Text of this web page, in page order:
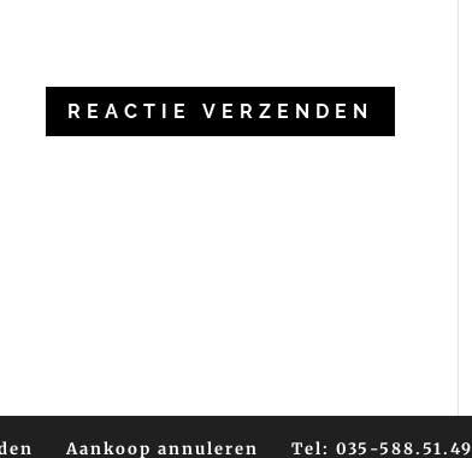
Aankoop annuleren Tel: 035-588.51.49